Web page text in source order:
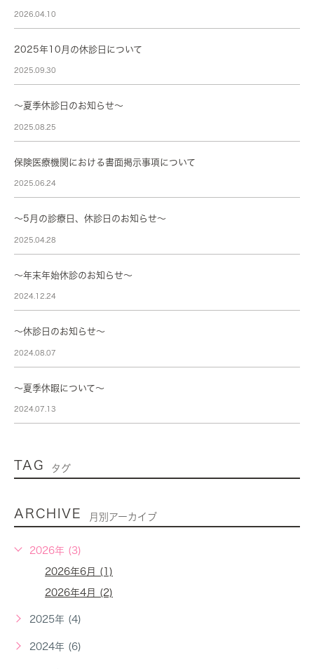
2026.04.10
2025年10月の休診日について
2025.09.30
～夏季休診日のお知らせ～
2025.08.25
保険医療機関における書面掲示事項について
2025.06.24
～5月の診療日、休診日のお知らせ～
2025.04.28
〜年末年始休診のお知らせ〜
2024.12.24
～休診日のお知らせ～
2024.08.07
～夏季休暇について～
2024.07.13
TAG タグ
ARCHIVE 月別アーカイブ
2026年 (3)
2026年6月 (1)
2026年4月 (2)
2025年 (4)
2024年 (6)